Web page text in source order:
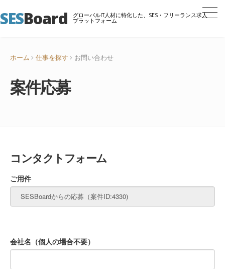
SESBoard グローバルIT人材に特化した、SES・フリーランス求人
プラットフォーム
ホーム 仕事を探す お問い合わせ
案件応募
コンタクトフォーム
ご用件
会社名（個人の場合不要）